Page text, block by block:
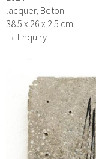
lacquer, Beton
38.5 x 26 x 2.5 cm
→ Enquiry